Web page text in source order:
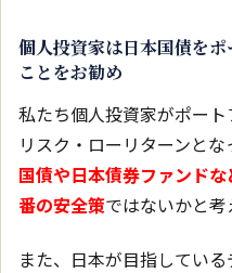
個人投資家は日本国債を
ことをお勧め
私たち個人投資家がポー
リスク・ローリターンとな
国債や日本債券ファンド
番の安全策ではないかと考
また、日本が目指してい